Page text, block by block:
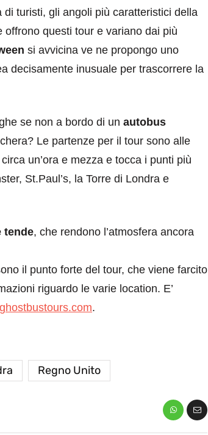
turisti, gli angoli più caratteristici della
questi tour e variano dai più
si avvicina ve ne propongo uno
decisamente inusuale per trascorrere la
se non a bordo di un autobus
Le partenze per il tour sono alle
un’ora e mezza e tocca i punti più
St.Paul’s, la Torre di Londra e
tende, che rendono l’atmosfera ancora
il punto forte del tour, che viene farcito
riguardo le varie location. E’
.
Regno Unito
eventi
Eventi di aprile 2026 a